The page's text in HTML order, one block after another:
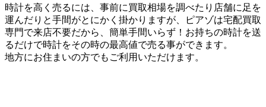
時計を高く売るには、事前に買取相場を調べたり店舗に足を
運んだりと手間がとにかく掛かりますが、ピアゾは宅配買取
専門で来店不要だから、簡単手間いらず！お持ちの時計を送
るだけで時計をその時の最高値で売る事ができます。
地方にお住まいの方でもご利用いただけます。